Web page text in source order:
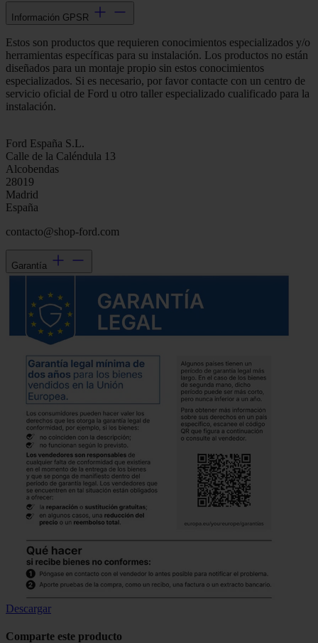
Información GPSR
Estos son productos que requieren conocimientos especializados y/o
herramientas específicas para su instalación. Los productos no están
diseñados para un montaje propio sin estos conocimientos
especializados. Si es necesario, por favor contacte con un centro de
servicio oficial de Ford u otro taller especializado cualificado para la
instalación.
Ford España S.L.
Calle de la Caléndula 13
Alcobendas
28019
Madrid
España
contacto@shop-ford.com
Garantía
Descargar
Comparte este producto